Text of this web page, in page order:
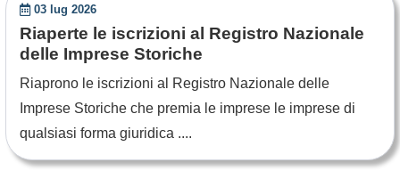
03 lug 2026
Riaperte le iscrizioni al Registro Nazionale
delle Imprese Storiche
Riaprono le iscrizioni al Registro Nazionale delle
Imprese Storiche che premia le imprese le imprese di
qualsiasi forma giuridica ....